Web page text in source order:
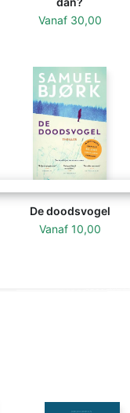
Vanaf 30,00
De doodsvogel
Vanaf 10,00